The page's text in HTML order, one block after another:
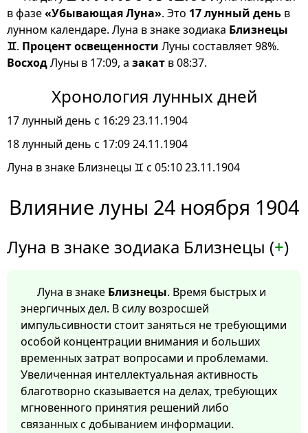
в фазе«Убывающая Луна». Это 17 лунный день в
лунном календаре. Луна в знаке зодиака Близнецы
♊. Процент освещенности Луны составляет 98%.
ВосходЛуны в 17:09, а закат в 08:37.
Хронология лунных дней
17 лунный день с 16:29 23.11.1904
18 лунный день с 17:09 24.11.1904
Луна в знаке Близнецы ♊ с 05:10 23.11.1904
Влияние луны 24 ноября 1904
Луна в знаке зодиака Близнецы (+)
Луна в знаке Близнецы. Время быстрых и
энергичных дел. В силу возросшей
импульсивности стоит заняться не требующими
особой концентрации внимания и больших
временных затрат вопросами и проблемами.
Увеличенная интеллектуальная активность
благотворно сказывается на делах, требующих
мгновенного принятия решений либо
связанных с добыванием информации.